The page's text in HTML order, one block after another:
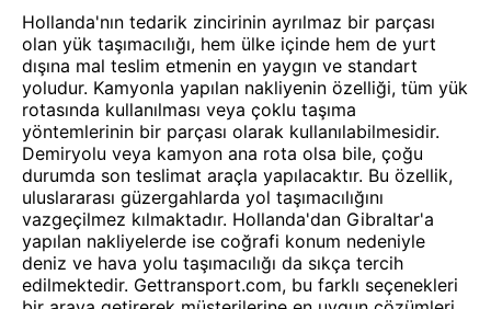
Hollanda'nın tedarik zincirinin ayrılmaz bir parçası
olan yük taşımacılığı, hem ülke içinde hem de yurt
dışına mal teslim etmenin en yaygın ve standart
yoludur. Kamyonla yapılan nakliyenin özelliği, tüm yük
rotasında kullanılması veya çoklu taşıma
yöntemlerinin bir parçası olarak kullanılabilmesidir.
Demiryolu veya kamyon ana rota olsa bile, çoğu
durumda son teslimat araçla yapılacaktır. Bu özellik,
uluslararası güzergahlarda yol taşımacılığını
vazgeçilmez kılmaktadır. Hollanda'dan Gibraltar'a
yapılan nakliyelerde ise coğrafi konum nedeniyle
deniz ve hava yolu taşımacılığı da sıkça tercih
edilmektedir. Gettransport.com, bu farklı seçenekleri